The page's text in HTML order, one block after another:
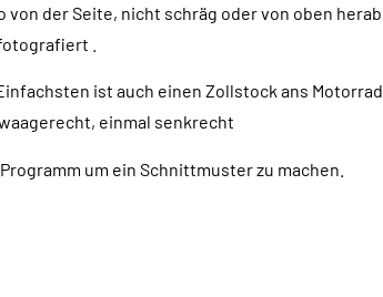
der Seite, nicht schräg oder von oben herab
.
ist auch einen Zollstock ans Motorrad
einmal senkrecht
um ein Schnittmuster zu machen.